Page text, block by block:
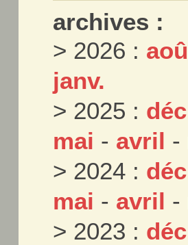
archives :
> 2026 :
janv.
> 2025 :
mai - avril -
> 2024 :
mai - avril -
> 2023 :